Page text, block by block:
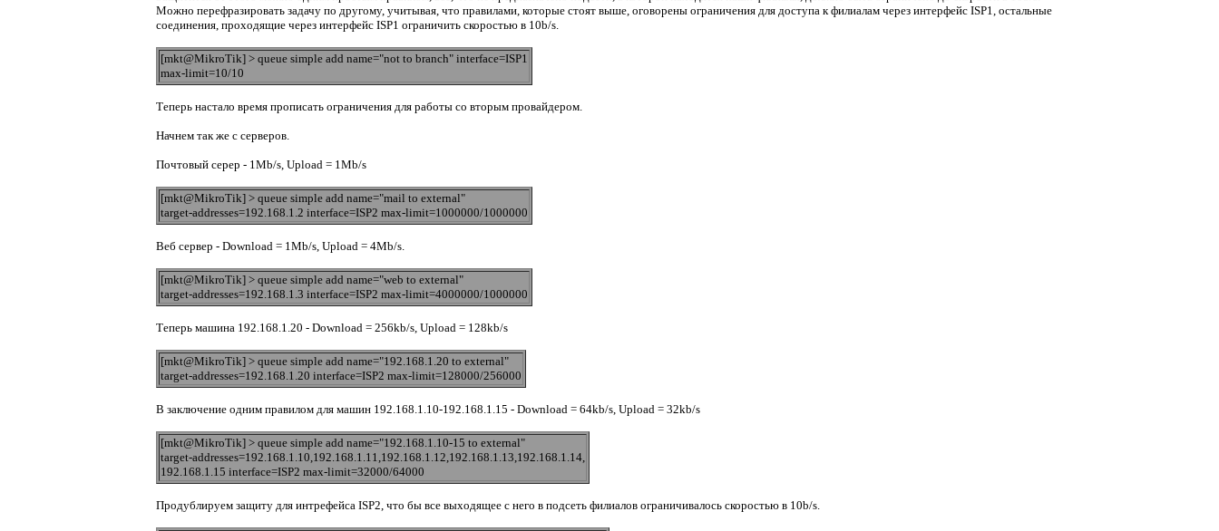
Можно перефразировать задачу по другому, учитывая, что правилами, которые стоят выше, оговорены ограничения для доступа к филиалам через интерфейс ISP1, остальные
соединения, проходящие через интерфейс ISP1 ограничить скоростью в 10b/s.
[mkt@MikroTik] > queue simple add name="not to branch" interface=ISP1
max-limit=10/10
Теперь настало время прописать ограничения для работы со вторым провайдером.
Начнем так же с серверов.
Почтовый серер - 1Mb/s, Upload = 1Mb/s
[mkt@MikroTik] > queue simple add name="mail to external"
target-addresses=192.168.1.2 interface=ISP2 max-limit=1000000/1000000
Веб сервер - Download = 1Mb/s, Upload = 4Mb/s.
[mkt@MikroTik] > queue simple add name="web to external"
target-addresses=192.168.1.3 interface=ISP2 max-limit=4000000/1000000
Теперь машина 192.168.1.20 - Download = 256kb/s, Upload = 128kb/s
[mkt@MikroTik] > queue simple add name="192.168.1.20 to external"
target-addresses=192.168.1.20 interface=ISP2 max-limit=128000/256000
В заключение одним правилом для машин 192.168.1.10-192.168.1.15 - Download = 64kb/s, Upload = 32kb/s
[mkt@MikroTik] > queue simple add name="192.168.1.10-15 to external"
target-addresses=192.168.1.10,192.168.1.11,192.168.1.12,192.168.1.13,192.168.1.14,
192.168.1.15 interface=ISP2 max-limit=32000/64000
Продублируем защиту для интрефейса ISP2, что бы все выходящее с него в подсеть филиалов ограничивалось скоростью в 10b/s.